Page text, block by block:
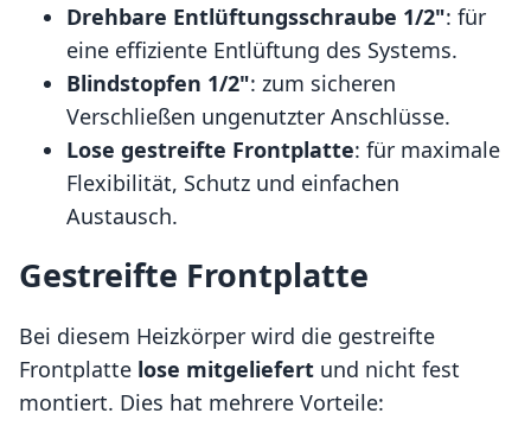
Drehbare Entlüftungsschraube 1/2": für
eine effiziente Entlüftung des Systems.
Blindstopfen 1/2": zum sicheren
Verschließen ungenutzter Anschlüsse.
Lose gestreifte Frontplatte: für maximale
Flexibilität, Schutz und einfachen
Austausch.
Gestreifte Frontplatte
Bei diesem Heizkörper wird die gestreifte
Frontplatte lose mitgeliefert und nicht fest
montiert. Dies hat mehrere Vorteile: